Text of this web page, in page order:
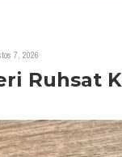
7, 2026
Ruhsat